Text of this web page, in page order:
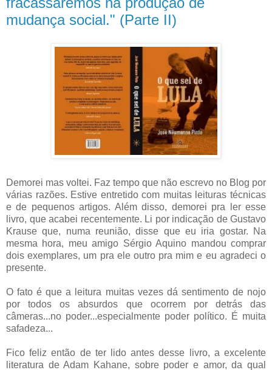
mudança social." (Parte II)
Demorei mas voltei. Faz tempo que não escrevo no Blog por
várias razões. Estive entretido com muitas leituras técnicas
e de pequenos artigos. Além disso, demorei pra ler esse
livro, que acabei recentemente. Li por indicação de Gustavo
Krause que, numa reunião, disse que eu iria gostar. Na
mesma hora, meu amigo Sérgio Aquino mandou comprar
dois exemplares, um pra ele outro pra mim e eu agradeci o
presente.
O fato é que a leitura muitas vezes dá sentimento de nojo
por todos os absurdos que ocorrem por detrás das
câmeras...no poder...especialmente poder político. É muita
safadeza...
Fico feliz então de ter lido antes desse livro, a excelente
literatura de Adam Kahane, sobre poder e amor, da qual